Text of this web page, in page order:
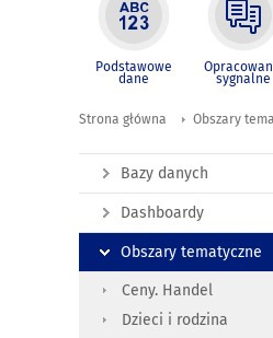
Podstawowe
dane sygnalne
Strona główna Obszary
Bazy danych
Dashboardy
Obszary tematyczne
Ceny. Handel
Dzieci i rodzina